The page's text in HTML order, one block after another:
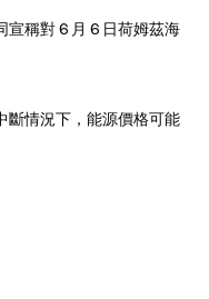
稱對 6 月 6 日荷姆茲海
斷情況下，能源價格可能